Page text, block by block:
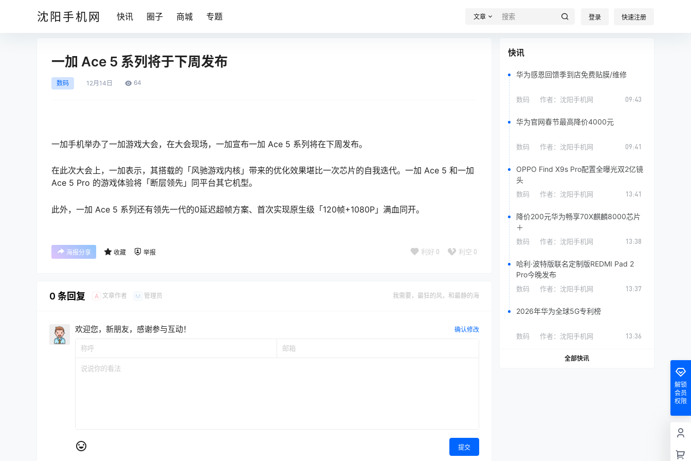
沈阳手机网 快讯 圈子 商城 专题 文章 登录 快速注册
一加 Ace 5 系列将于下周发布
数码 12月 14日 64
一加手机举办了一加游戏大会，在大会现场，一加宣布一加 Ace 5 系列将在下周发布。
在此次大会上，一加表示，其搭载的「风驰游戏内核」带来的优化效果堪比一次芯片的自我迭代。一加 Ace 5 和一加
Ace 5 Pro 的游戏体验将「断层领先」同平台其它机型。
此外，一加 Ace 5 系列还有领先一代的0延迟超帧方案、首次实现原生级「120帧+1080P」满血同开。
海报分享 收藏 举报 利好 0 利空 0
0 条回复 A 文章作者 M 管理员 我需要，最狂的风，和最静的海
欢迎您，新朋友，感谢参与互动！ 确认修改
提交
快讯
华为感恩回馈季到店免费贴膜/维修
数码 作者： 沈阳手机网 09:43
华为官网春节最高降价4000元
数码 作者： 沈阳手机网 09:41
OPPO Find X9s Pro配置全曝光双2亿镜
头
数码 作者： 沈阳手机网 13:41
降价200元华为畅享70X麒麟8000芯片
＋
数码 作者： 沈阳手机网 13:38
哈利·波特版联名定制版REDMI Pad 2
Pro今晚发布
数码 作者： 沈阳手机网 13:37
2026年华为全球5G专利榜
数码 作者： 沈阳手机网 13:36
全部快讯
解锁
会员
权限